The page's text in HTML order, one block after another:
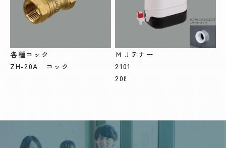
各種コック
ZH-20A コック
ＭＪテナー
2101
20ℓ